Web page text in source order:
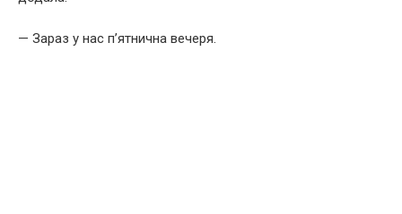
— Зараз у нас п’ятнична вечеря.